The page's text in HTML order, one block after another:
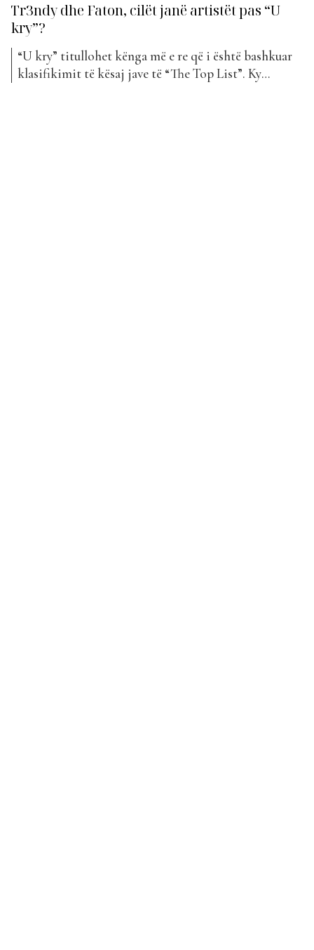
Tr3ndy dhe Faton, cilët janë artistët pas “U
kry”?
“U kry” titullohet kënga më e re që i është bashkuar
klasifikimit të kësaj jave të “The Top List”. Ky